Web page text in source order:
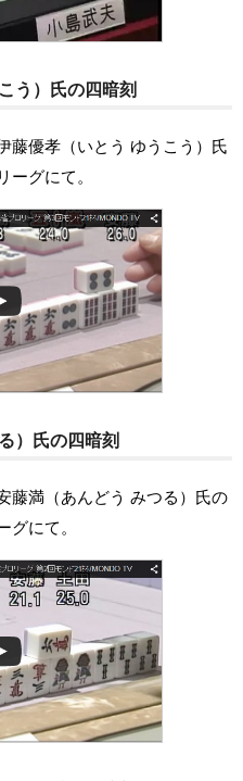
う）氏の四暗刻
藤優孝（いとう ゆうこう）氏
ーグにて。
）氏の四暗刻
藤満（あんどう みつる）氏の
グにて。